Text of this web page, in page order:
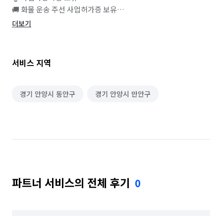
🚚 화물 운송 주선 사업허가증 보유
🚚 화물 운송 종사 자격증 보유
🚫 사전에 협의하지 않은 당일 추가요금 없음
✅ 방문 견적, 상담 담당자가 현장에 직접 투입
📦 파손 방지를 위한 이중 포장 제공
🧦 깨끗한 이사를 위한 덧신 착용
🔧 커튼 및 부착물 설치 가능
🧊 식품은 아이스박스에 따로 포장
더보기
서비스 지역
경기 안양시 동안구 경기 안양시 만안구
파트너 서비스의 전체 후기 0